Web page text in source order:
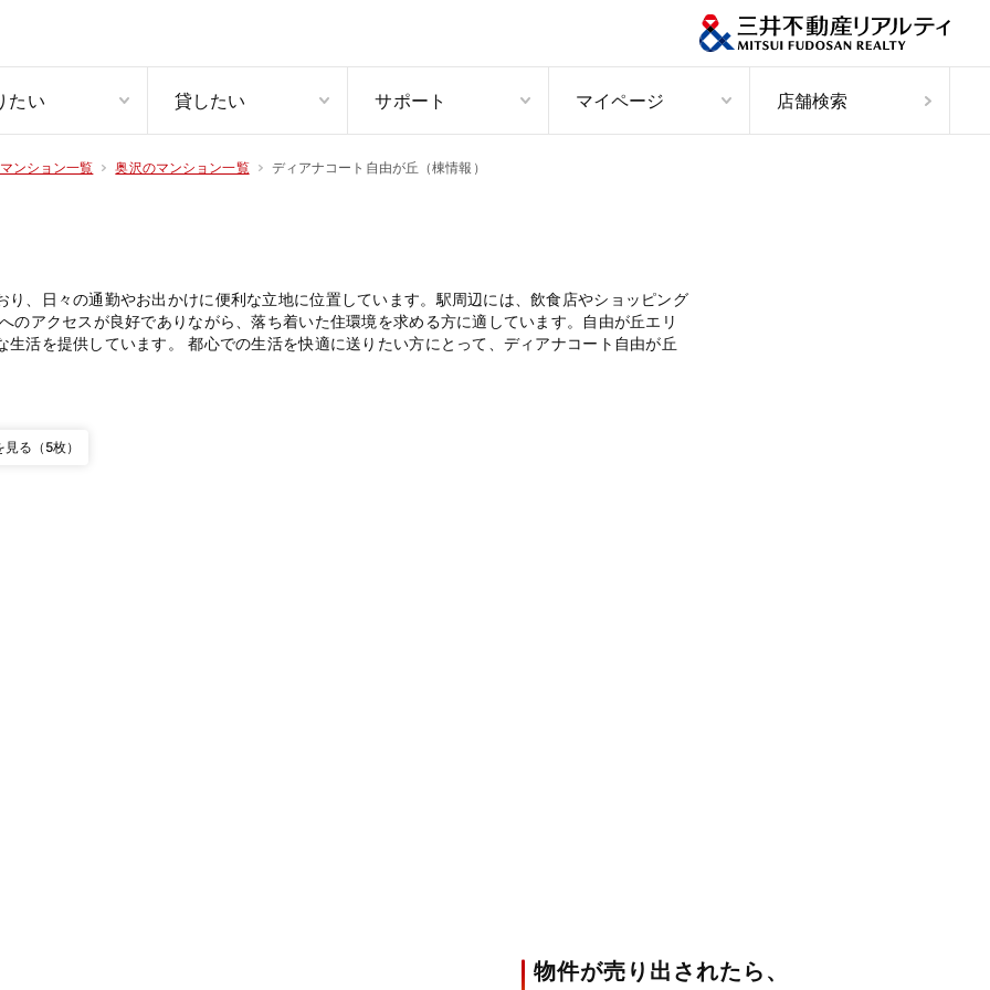
たい 貸したい サポート マイページ 店舗検索
ンション一覧 奥沢のマンション一覧 ディアナコート自由が丘（棟情報）
、日々の通勤やお出かけに便利な立地に位置しています。駅周辺には、飲食店やショッピング
アクセスが良好でありながら、落ち着いた住環境を求める方に適しています。自由が丘エリ
活を提供しています。 都心での生活を快適に送りたい方にとって、ディアナコート自由が丘
る（5枚）
物件が売り出されたら、